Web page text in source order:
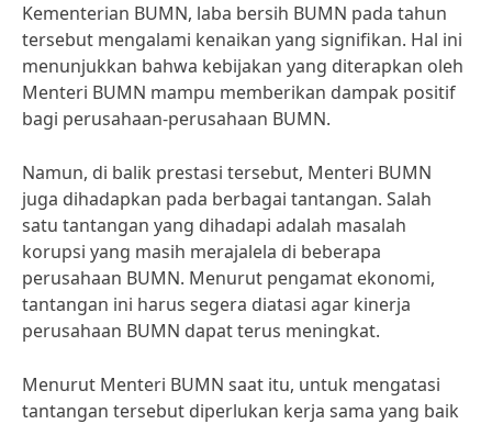
Kementerian BUMN, laba bersih BUMN pada tahun
tersebut mengalami kenaikan yang signifikan. Hal ini
menunjukkan bahwa kebijakan yang diterapkan oleh
Menteri BUMN mampu memberikan dampak positif
bagi perusahaan-perusahaan BUMN.
Namun, di balik prestasi tersebut, Menteri BUMN
juga dihadapkan pada berbagai tantangan. Salah
satu tantangan yang dihadapi adalah masalah
korupsi yang masih merajalela di beberapa
perusahaan BUMN. Menurut pengamat ekonomi,
tantangan ini harus segera diatasi agar kinerja
perusahaan BUMN dapat terus meningkat.
Menurut Menteri BUMN saat itu, untuk mengatasi
tantangan tersebut diperlukan kerja sama yang baik